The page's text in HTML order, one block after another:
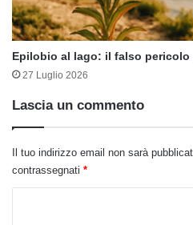
Epilobio al lago: il falso
27 Luglio 2026
Lascia un commento
Il tuo indirizzo email non sarà
contrassegnati *